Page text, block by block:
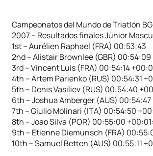
Campeonatos del Mundo de Triatlón
2007 – Resultados finales Júnior
1st – Aurélien Raphael (FRA) 00:53:43
2nd – Alistair Brownlee (GBR)
3rd – Vincent Luis (FRA) 00:54:14
4th – Artem Parienko (RUS) 00:54:31
5th – Denis Vasiliev (RUS) 00:54:40
6th – Joshua Amberger (AUS)
7th – Giulio Molinari (ITA) 00:54:50
8th – Joao Silva (POR) 00:55:00
9th – Etienne Diemunsch (FRA)
10th – Samuel Betten (AUS) 00:55:11